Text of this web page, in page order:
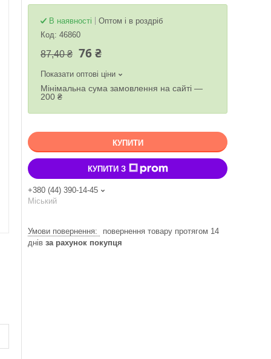
В наявності
Оптом і в роздріб
Код: 46860
87,40 ₴ 76 ₴
Показати оптові ціни
Мінімальна сума замовлення на сайті —
200 ₴
КУПИТИ
КУПИТИ З
+380 (44) 390-14-45
Міський
повернення товару протягом 14
днів за рахунок покупця